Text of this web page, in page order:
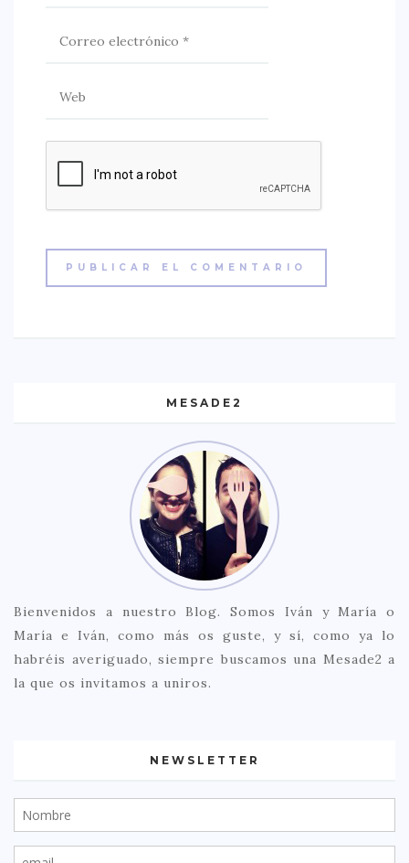
MESADE2
Bienvenidos a nuestro Blog. Somos Iván y María o
María e Iván, como más os guste, y sí, como ya lo
habréis averiguado, siempre buscamos una Mesade2 a
la que os invitamos a uniros.
NEWSLETTER